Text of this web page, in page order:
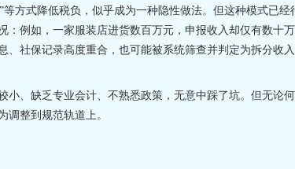
等方式降低税负，似乎成为一种隐性做法。但这种模式已经
：例如，一家服装店进货数百万元，申报收入却仅有数十万
社保记录高度重合，也可能被系统筛查并判定为拆分收入
小、缺乏专业会计、不熟悉政策，无意中踩了坑。但无论何
调整到规范轨道上。